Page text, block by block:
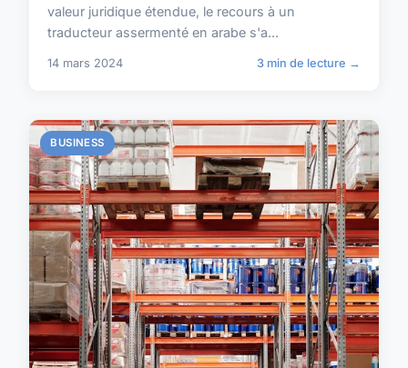
valeur juridique étendue, le recours à un
traducteur assermenté en arabe s'a...
14 mars 2024 3 min de lecture →
BUSINESS